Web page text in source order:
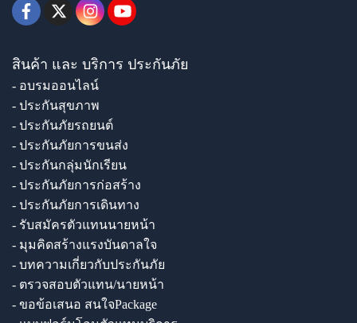
สินค้า และ บริการ ประกันภัย
- อบรมออนไลน์
- ประกันสุขภาพ
- ประกันภัยรถยนต์
- ประกันภัยการขนส่ง
- ประกันกลุ่มนักเรียน
- ประกันภัยการก่อสร้าง
- ประกันภัยการเดินทาง
- รับสมัครตัวแทนนายหน้า
- มุมคิดสร้างแรงบันดาลใจ
- บทความเกี่ยวกับประกันภัย
- ตรวจสอบตัวแทน/นายหน้า
- ขอข้อเสนอ สนใจPackage